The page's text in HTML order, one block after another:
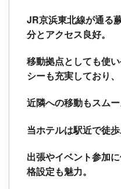
JR京浜東北線が通る
分とアクセス良好。
移動拠点としても使
シーも充実しており、
近隣への移動もスムー
当ホテルは駅近で徒
出張やイベント参加
格設定も魅力。